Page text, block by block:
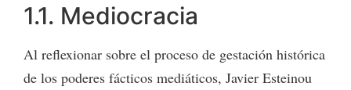
1.1. Mediocracia
Al reflexionar sobre el proceso de gestación histórica
de los poderes fácticos mediáticos, Javier Esteinou